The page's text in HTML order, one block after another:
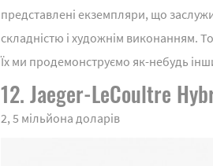
представлені екземпляри, що
складністю і художнім виконанням.
Їх ми продемонструємо як-небудь
12. Jaeger-LeCoultre
2, 5 мільйона доларів